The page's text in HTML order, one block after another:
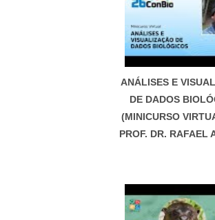
ANÁLISES E
DE DADOS
(MINICURSO
PROF. DR. RAFAEL